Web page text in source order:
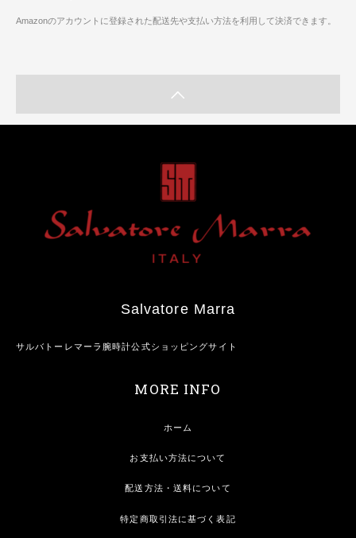
Amazonのアカウントに登録された配送先や支払い方法を利用して決済できます。
Salvatore Marra
サルバトーレマーラ腕時計公式ショッピングサイト
MORE INFO
ホーム
お支払い方法について
配送方法・送料について
特定商取引法に基づく表記